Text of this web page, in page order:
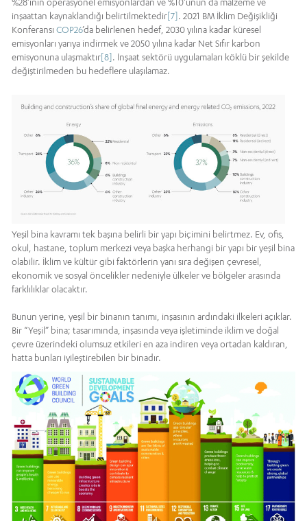
inşaattan kaynaklandığı belirtilmektedir[7]. 2021 BM İklim Değişikliği
Konferansı COP26’da belirlenen hedef, 2030 yılına kadar küresel
emisyonları yarıya indirmek ve 2050 yılına kadar Net Sıfır karbon
emisyonuna ulaşmaktır[8]. İnşaat sektörü uygulamaları köklü bir şekilde
değiştirilmeden bu hedeflere ulaşılamaz.
Yeşil bina kavramı tek başına belirli bir yapı biçimini belirtmez. Ev, ofis,
okul, hastane, toplum merkezi veya başka herhangi bir yapı bir yeşil bina
olabilir. İklim ve kültür gibi faktörlerin yanı sıra değişen çevresel,
ekonomik ve sosyal öncelikler nedeniyle ülkeler ve bölgeler arasında
farklılıklar olacaktır.
Bunun yerine, yeşil bir binanın tanımı, inşasının ardındaki ilkeleri açıklar.
Bir “Yeşil” bina; tasarımında, inşasında veya işletiminde iklim ve doğal
çevre üzerindeki olumsuz etkileri en aza indiren veya ortadan kaldıran,
hatta bunları iyileştirebilen bir binadır.